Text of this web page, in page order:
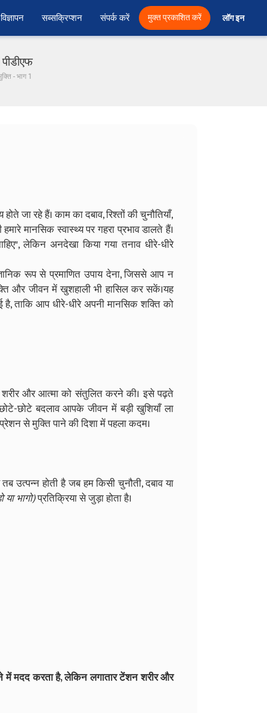
विज्ञापन सब्सक्रिप्शन संपर्क करें मुक्त प्रकाशित करें लॉग इन
- भाग 1
जा रहे हैं। काम का दबाव, रिश्तों की चुनौतियाँ,
मानसिक स्वास्थ्य पर गहरा प्रभाव डालते हैं।
लेकिन अनदेखा किया गया तनाव धीरे-धीरे
रूप से प्रमाणित उपाय देना, जिससे आप न
और जीवन में खुशहाली भी हासिल कर सकें।यह
ताकि आप धीरे-धीरे अपनी मानसिक शक्ति को
शरीर और आत्मा को संतुलित करने की। इसे पढ़ते
छोटे बदलाव आपके जीवन में बड़ी खुशियाँ ला
से मुक्ति पाने की दिशा में पहला कदम।
उत्पन्न होती है जब हम किसी चुनौती, दबाव या
भागो)प्रतिक्रिया से जुड़ा होता है।
मदद करता है, लेकिन लगातार टेंशन शरीर और